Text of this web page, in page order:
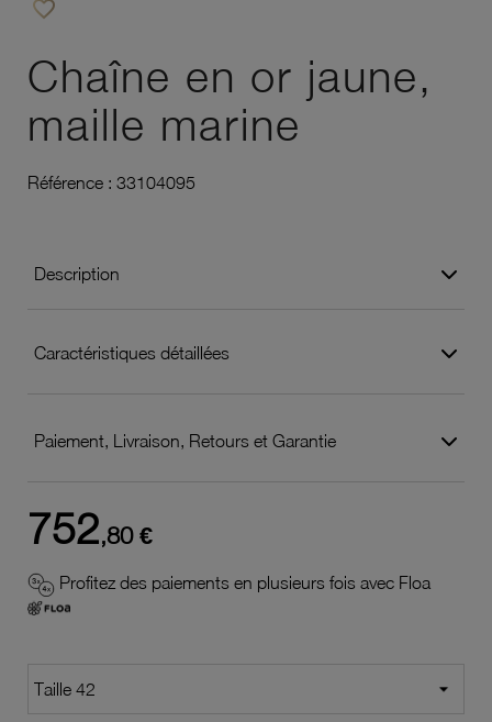
favorite_border
Chaîne en or jaune,
maille marine
Référence : 33104095
Description
Caractéristiques détaillées
Paiement, Livraison, Retours et Garantie
752,80 €
Profitez des paiements en plusieurs fois avec Floa